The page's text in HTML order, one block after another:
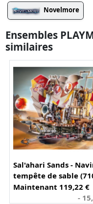
Novelmore
Ensembles
similaires
Sal'ahari Sands -
tempête de sable
Maintenant 119,22 €
-